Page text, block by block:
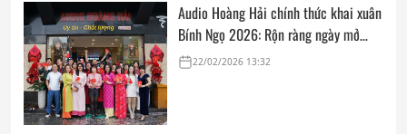
Audio Hoàng Hải chính thức khai xuân
Bính Ngọ 2026: Rộn ràng ngày mở
cửa, trọn vẹn lời chúc đầu năm
22/02/2026 13:32